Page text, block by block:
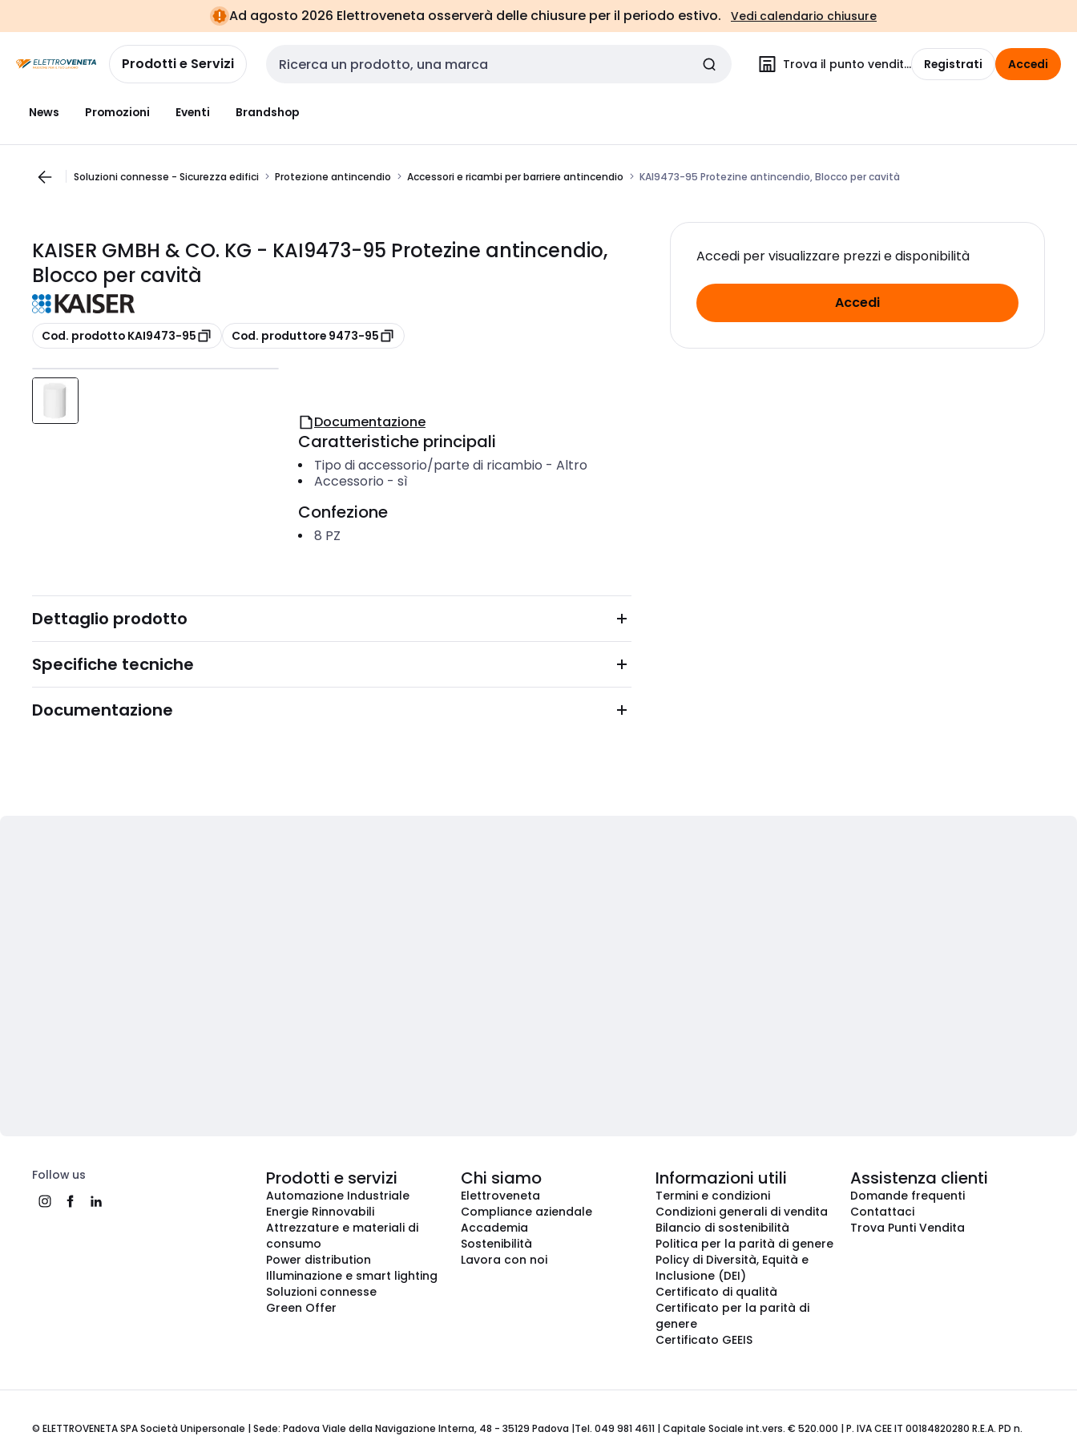
navigazionealla
pagina
Ad agosto 2026 Elettroveneta osserverà delle chiusure per il periodo estivo. Vedi calendario chiusure
Prodotti e Servizi Cerca input Trova il punto vendita Registrati Accedi
News Promozioni Eventi Brandshop
Soluzioni connesse - Sicurezza edifici Protezione antincendio Accessori e ricambi per barriere antincendio KAI9473-95 Protezine antincendio, Blocco per cavità
KAISER GMBH & CO. KG - KAI9473-95 Protezine antincendio,
Blocco per cavità
copia
Cod. prodotto KAI9473-95 copia
Cod. produttore 9473-95
Accedi per visualizzare prezzi e disponibilità
Accedi
Documentazione
Caratteristiche principali
Tipo di accessorio/parte di ricambio - Altro
Accessorio - sì
Confezione
8 PZ
Dettaglio prodotto
Specifiche tecniche
Documentazione
Follow us Prodotti e servizi
Automazione Industriale
Energie Rinnovabili
Attrezzature e materiali di
consumo
Power distribution
Illuminazione e smart lighting
Soluzioni connesse
Green Offer
Chi siamo
Elettroveneta
Compliance aziendale
Accademia
Sostenibilità
Lavora con noi
Informazioni utili
Termini e condizioni
Condizioni generali di vendita
Bilancio di sostenibilità
Politica per la parità di genere
Policy di Diversità, Equità e
Inclusione (DEI)
Certificato di qualità
Certificato per la parità di
genere
Certificato GEEIS
Assistenza clienti
Domande frequenti
Contattaci
Trova Punti Vendita
© ELETTROVENETA SPA Società Unipersonale | Sede: Padova Viale della Navigazione Interna, 48 - 35129 Padova |Tel. 049 981 4611 | Capitale Sociale int.vers. € 520.000 | P. IVA CEE IT 00184820280 R.E.A. PD n.